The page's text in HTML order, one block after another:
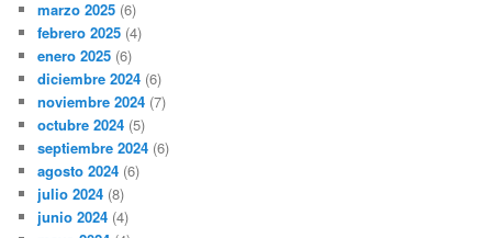
marzo 2025 (6)
febrero 2025 (4)
enero 2025 (6)
diciembre 2024 (6)
noviembre 2024 (7)
octubre 2024 (5)
septiembre 2024 (6)
agosto 2024 (6)
julio 2024 (8)
junio 2024 (4)